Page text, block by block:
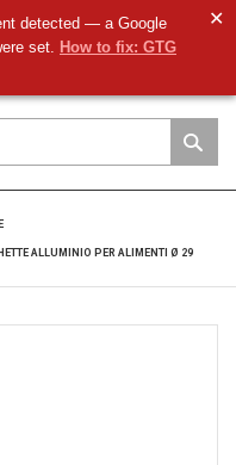
detected — a Google
set. How to fix: GTG
✕
ALLUMINIO PER ALIMENTI Ø 29